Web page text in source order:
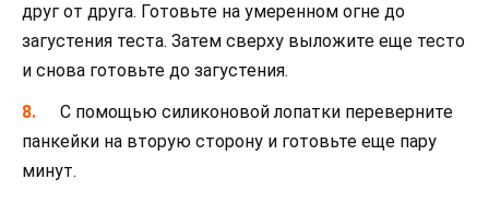
друг от друга. Готовьте на умеренном огне до
загустения теста. Затем сверху выложите еще тесто
и снова готовьте до загустения.
С помощью силиконовой лопатки переверните
панкейки на вторую сторону и готовьте еще пару
минут.